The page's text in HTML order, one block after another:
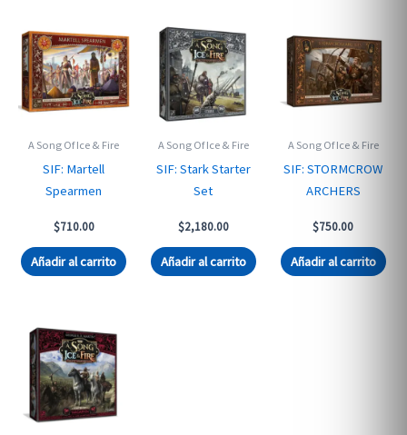
A Song Of Ice & Fire
SIF: Martell
Spearmen
$710.00
Añadir al carrito
A Song Of Ice & Fire
SIF: Stark Starter
Set
$2,180.00
Añadir al carrito
A Song Of Ice & Fire
SIF: STORMCROW
ARCHERS
$750.00
Añadir al carrito